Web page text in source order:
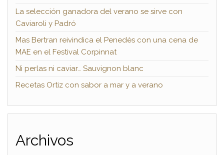
La selección ganadora del verano se sirve con
Caviaroli y Padró
Mas Bertran reivindica el Penedès con una cena de
MAE en el Festival Corpinnat
Ni perlas ni caviar… Sauvignon blanc
Recetas Ortiz con sabor a mar y a verano
Archivos